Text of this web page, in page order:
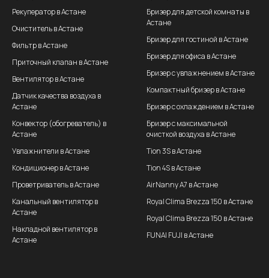
Рекуператор в Астане
Очиститель в Астане
Фильтр в Астане
Приточный клапан в Астане
Вентилятор в Астане
Датчик качества воздуха в
Астане
Конвектор (обогреватель) в
Астане
Увлажнители в Астане
Кондиционер в Астане
Проветриватель в Астане
Канальный вентилятор в
Астане
Накладной вентилятор в
Астане
Бризер для детской комнаты в
Астане
Бризер для гостиной в Астане
Бризер для офиса в Астане
Бризер с увлажнением в Астане
Компактный бризер в Астане
Бризер с охлаждением в Астане
Бризер с максимальной
очисткой воздуха в Астане
Tion 3S в Астане
Tion 4S в Астане
AirNanny A7 в Астане
Royal Clima Brezza 150 в Астане
Royal Clima Brezza 150 в Астане
FUNAI FUJI в Астане